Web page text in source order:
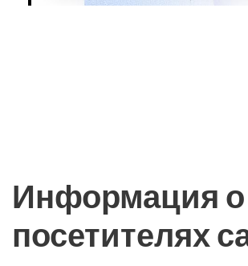
Информация о
посетителях